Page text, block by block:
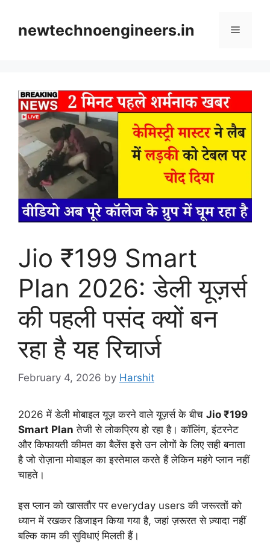
contentnewtechnoengineers.in Menu
Jio ₹199 Smart
Plan 2026: डेली यूज़र्स
की पहली पसंद क्यों बन
रहा है यह रिचार्ज
February 4, 2026 by Harshit
2026 में डेली मोबाइल यूज़ करने वाले यूज़र्स के बीच Jio ₹199
Smart Plan तेजी से लोकप्रिय हो रहा है। कॉलिंग, इंटरनेट
और किफायती कीमत का बैलेंस इसे उन लोगों के लिए सही बनाता
है जो रोज़ाना मोबाइल का इस्तेमाल करते हैं लेकिन महंगे प्लान नहीं
चाहते।
इस प्लान को खासतौर पर everyday users की जरूरतों को
ध्यान में रखकर डिजाइन किया गया है, जहां ज़रूरत से ज़्यादा नहीं
बल्कि काम की सुविधाएं मिलती हैं।